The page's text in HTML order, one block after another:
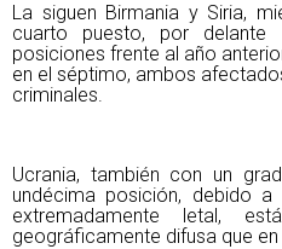
La siguen Birmania y Siria,
cuarto puesto, por
posiciones frente al año
en el séptimo, ambos
criminales.
Ucrania, también con un
undécima posición, debido
extremadamente letal,
geográficamente difusa que